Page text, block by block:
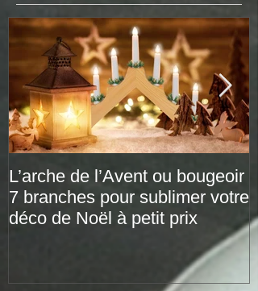
Articles à la Une
L’arche de l’Avent ou bougeoir
7 branches pour sublimer votre